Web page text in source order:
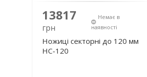
13817
грн
Немає в
наявності
Ножиці секторні до 120 мм
НС-120